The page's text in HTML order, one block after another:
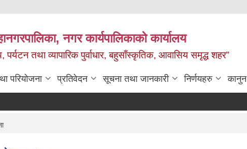
नगर कार्यपालिकाको कार्यालय
पर्यटन तथा व्यापारिक पुर्वाधार, बहुसाँस्कृतिक, आवासिय समृद्ध शहर”
परियोजना प्रतिवेदन सूचना तथा जानकारी निर्णयहरु कानुन